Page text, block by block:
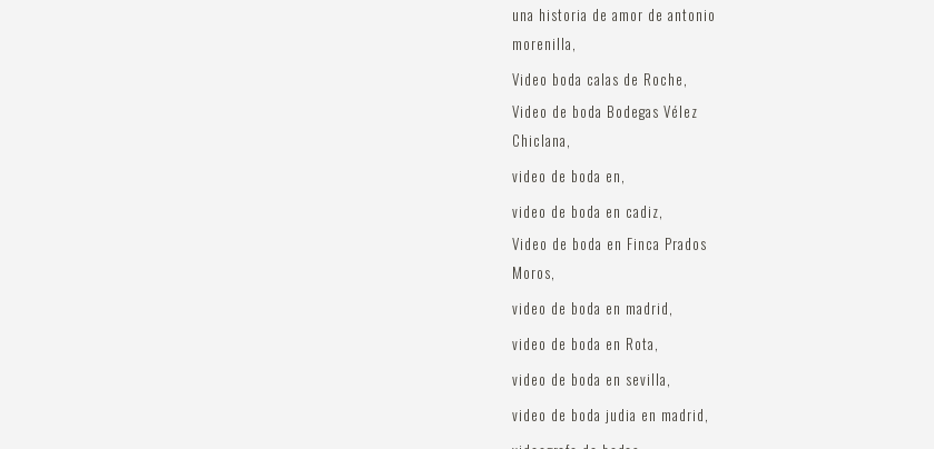
una historia de amor de antonio
morenilla
Video boda calas de Roche
Video de boda Bodegas Vélez
Chiclana
video de boda en
video de boda en cadiz
Video de boda en Finca Prados
Moros
video de boda en madrid
video de boda en Rota
video de boda en sevilla
video de boda judia en madrid